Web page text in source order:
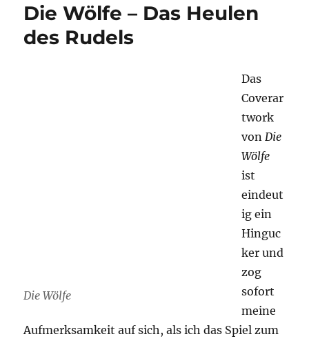
so?
August
Die Wölfe – Das Heulen
des Rudels
Die Wölfe
Das
Coverar
twork
von Die
Wölfe
ist
eindeut
ig ein
Hinguc
ker und
zog
sofort
meine
Aufmerksamkeit auf sich, als ich das Spiel zum